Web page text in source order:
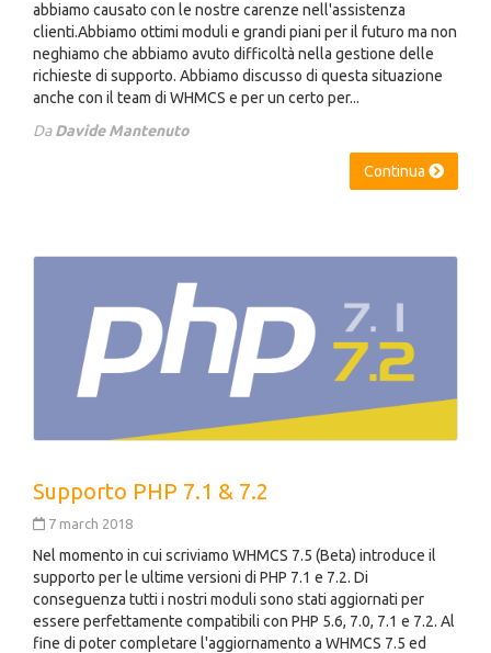
abbiamo causato con le nostre carenze nell'assistenza
clienti.Abbiamo ottimi moduli e grandi piani per il futuro ma non
neghiamo che abbiamo avuto difficoltà nella gestione delle
richieste di supporto. Abbiamo discusso di questa situazione
anche con il team di WHMCS e per un certo per...
DaDavide Mantenuto
Continua
Supporto PHP 7.1 & 7.2
7 march 2018
Nel momento in cui scriviamo WHMCS 7.5 (Beta) introduce il
supporto per le ultime versioni di PHP 7.1 e 7.2. Di
conseguenza tutti i nostri moduli sono stati aggiornati per
essere perfettamente compatibili con PHP 5.6, 7.0, 7.1 e 7.2. Al
fine di poter completare l'aggiornamento a WHMCS 7.5 ed